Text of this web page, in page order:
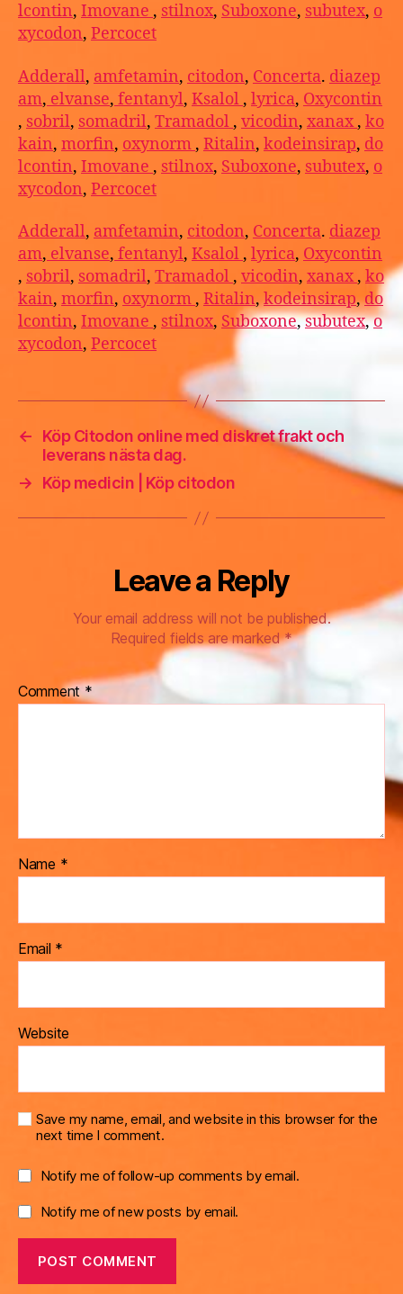
lcontin, Imovane , stilnox, Suboxone, subutex, o
xycodon, Percocet
Adderall, amfetamin, citodon, Concerta. diazep
am, elvanse, fentanyl, Ksalol , lyrica, Oxycontin
, sobril, somadril, Tramadol , vicodin, xanax, ko
kain, morfin, oxynorm , Ritalin, kodeinsirap, do
lcontin, Imovane , stilnox, Suboxone, subutex, o
xycodon, Percocet
Adderall, amfetamin, citodon, Concerta. diazep
am, elvanse, fentanyl, Ksalol , lyrica, Oxycontin
, sobril, somadril, Tramadol , vicodin, xanax, ko
kain, morfin, oxynorm , Ritalin,kodeinsirap,do
lcontin, Imovane , stilnox, Suboxone,subutex,o
xycodon, Percocet
←
Köp Citodon online med diskret frakt och
leverans nästa dag.
→
Köp medicin | Köp citodon
Leave a Reply
Your email address will not be published.
Required fields are marked*
Comment*
Name *
Email *
Website
Save my name, email, and website in this browser for the
next time I comment.
Notify me of follow-up comments by email.
Notify me of new posts by email.